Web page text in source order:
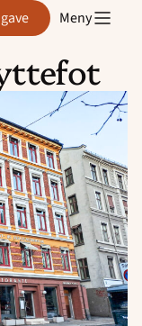
Meny